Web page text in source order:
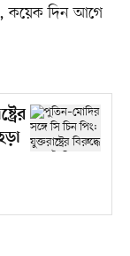
কয়েক দিন আগে